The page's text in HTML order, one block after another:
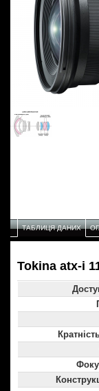
ТАБЛИЦЯ ДАНИХ
Tokina atx-i